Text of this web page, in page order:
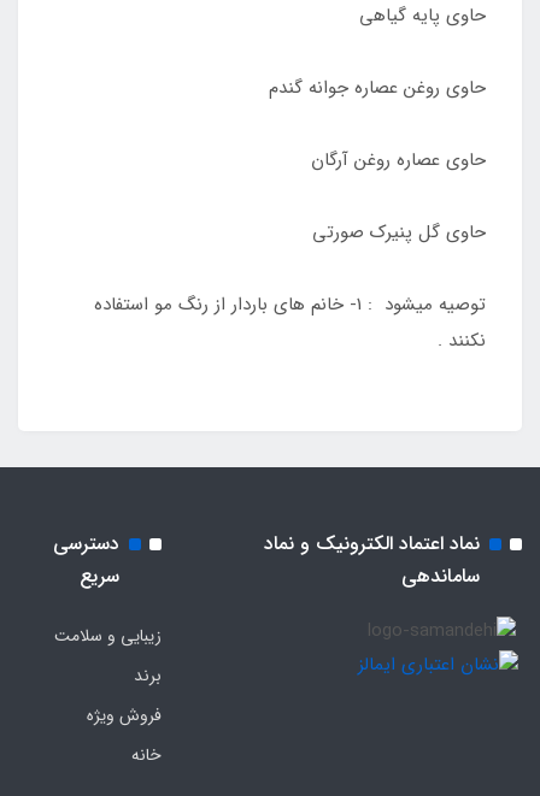
حاوی پایه گیاهی
حاوی روغن عصاره جوانه گندم
حاوی عصاره روغن آرگان
حاوی گل پنیرک صورتی
توصیه میشود : 1- خانم های باردار از رنگ مو استفاده
نکنند .
نماد اعتماد الکترونیک و نماد
ساماندهی
دسترسی
سریع
زیبایی و سلامت
برند
فروش ویژه
خانه